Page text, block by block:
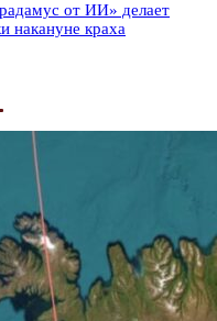
от ИИ» делает
накануне краха